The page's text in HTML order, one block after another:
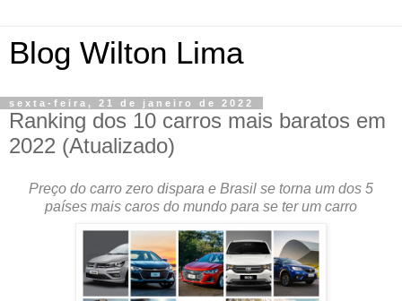
Blog Wilton Lima
sexta-feira, 21 de janeiro de 2022
Ranking dos 10 carros mais baratos em
2022 (Atualizado)
Preço do carro zero dispara e Brasil se torna um dos 5
países mais caros do mundo para se ter um carro